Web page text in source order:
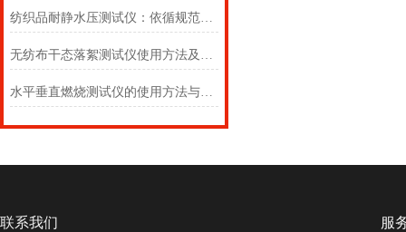
纺织品耐静水压测试仪：依循规范，精准测防渗
无纺布干态落絮测试仪使用方法及注意事项详解
水平垂直燃烧测试仪的使用方法与注意事项
联系我们 服